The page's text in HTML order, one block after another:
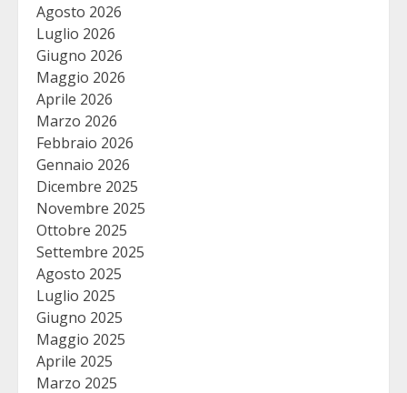
Agosto 2026
Luglio 2026
Giugno 2026
Maggio 2026
Aprile 2026
Marzo 2026
Febbraio 2026
Gennaio 2026
Dicembre 2025
Novembre 2025
Ottobre 2025
Settembre 2025
Agosto 2025
Luglio 2025
Giugno 2025
Maggio 2025
Aprile 2025
Marzo 2025